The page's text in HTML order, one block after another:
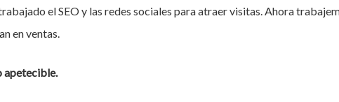
el SEO y las redes sociales para atraer visitas. Ahora
en ventas.
apetecible.